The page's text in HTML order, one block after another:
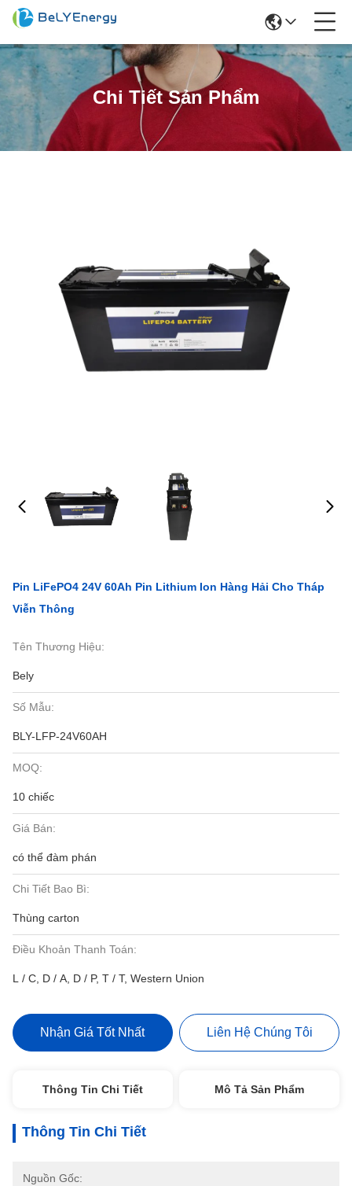
Chi Tiết Sản Phẩm
Pin LiFePO4 24V 60Ah Pin Lithium Ion Hàng Hải Cho Tháp
Viễn Thông
Tên Thương Hiệu:
Bely
Số Mẫu:
BLY-LFP-24V60AH
MOQ:
10 chiếc
Giá Bán:
có thể đàm phán
Chi Tiết Bao Bì:
Thùng carton
Điều Khoản Thanh Toán:
L / C, D / A, D / P, T / T, Western Union
Nhận Giá Tốt Nhất Liên Hệ Chúng Tôi
Thông Tin Chi Tiết Mô Tả Sản Phẩm
Thông Tin Chi Tiết
Nguồn Gốc: